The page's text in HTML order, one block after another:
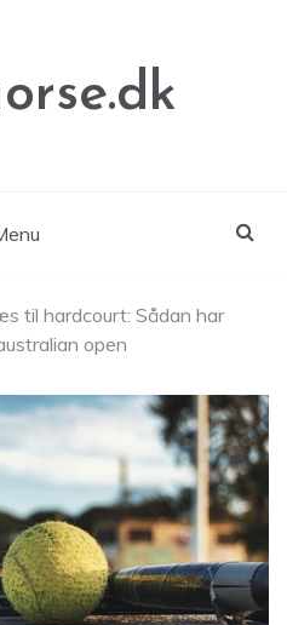
til hardcourt: Sådan har
open